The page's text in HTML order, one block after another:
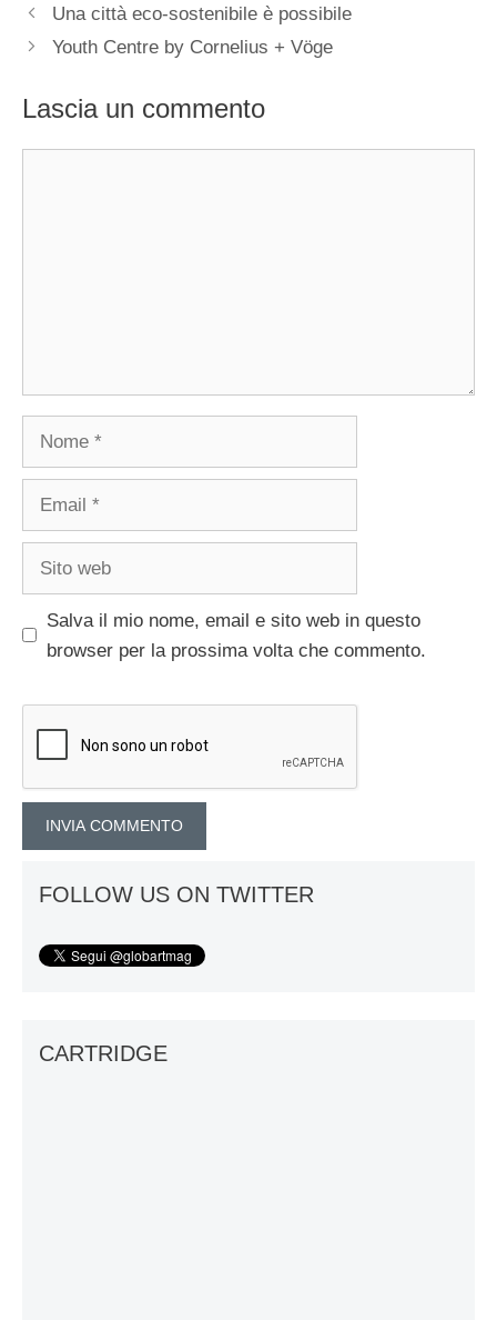
Una città eco-sostenibile è possibile
Youth Centre by Cornelius + Vöge
Lascia un commento
Salva il mio nome, email e sito web in questo
browser per la prossima volta che commento.
FOLLOW US ON TWITTER
CARTRIDGE